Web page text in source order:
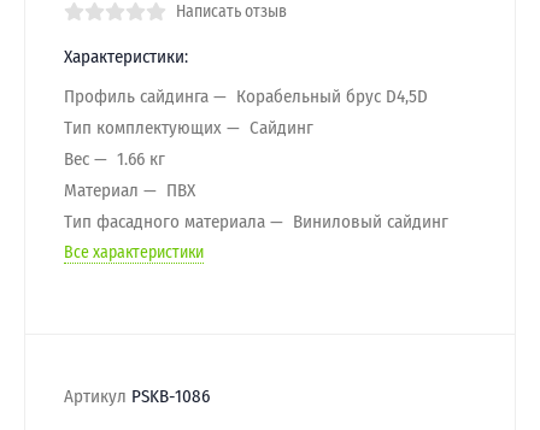
Написать отзыв
Характеристики:
Профиль сайдинга
Корабельный брус D4,5D
Тип комплектующих
Сайдинг
Вес
1.66 кг
Материал
ПВХ
Тип фасадного материала
Виниловый сайдинг
Все характеристики
Артикул PSKB-1086